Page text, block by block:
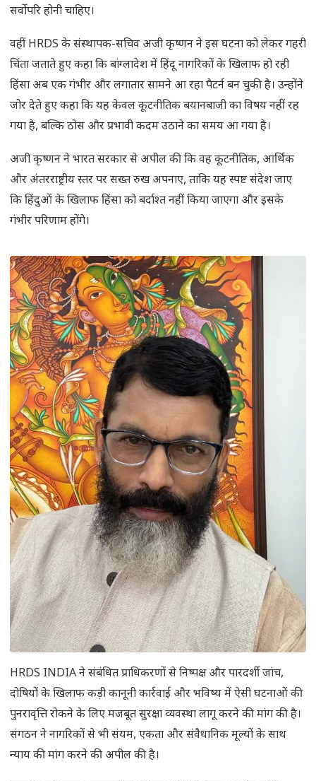
सर्वोपरि होनी चाहिए।
वहीं HRDS के संस्थापक-सचिव अजी कृष्णन ने इस घटना को लेकर गहरी
चिंता जताते हुए कहा कि बांग्लादेश में हिंदू नागरिकों के खिलाफ हो रही
हिंसा अब एक गंभीर और लगातार सामने आ रहा पैटर्न बन चुकी है। उन्होंने
जोर देते हुए कहा कि यह केवल कूटनीतिक बयानबाजी का विषय नहीं रह
गया है, बल्कि ठोस और प्रभावी कदम उठाने का समय आ गया है।
अजी कृष्णन ने भारत सरकार से अपील की कि वह कूटनीतिक, आर्थिक
और अंतरराष्ट्रीय स्तर पर सख्त रुख अपनाए, ताकि यह स्पष्ट संदेश जाए
कि हिंदुओं के खिलाफ हिंसा को बर्दाश्त नहीं किया जाएगा और इसके
गंभीर परिणाम होंगे।
HRDS INDIA ने संबंधित प्राधिकरणों से निष्पक्ष और पारदर्शी जांच,
दोषियों के खिलाफ कड़ी कानूनी कार्रवाई और भविष्य में ऐसी घटनाओं की
पुनरावृत्ति रोकने के लिए मजबूत सुरक्षा व्यवस्था लागू करने की मांग की है।
संगठन ने नागरिकों से भी संयम, एकता और संवैधानिक मूल्यों के साथ
न्याय की मांग करने की अपील की है।